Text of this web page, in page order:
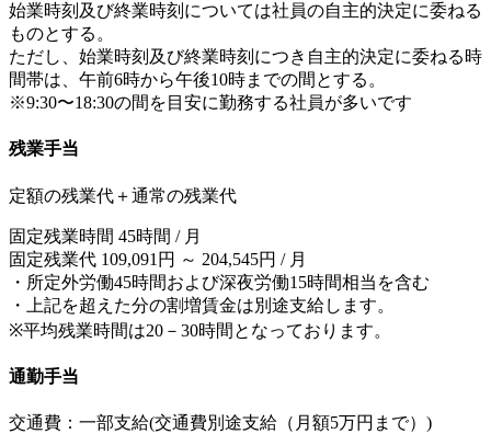
始業時刻及び終業時刻については社員の自主的決定に委ねる
ものとする。
ただし、始業時刻及び終業時刻につき自主的決定に委ねる時
間帯は、午前6時から午後10時までの間とする。
※9:30〜18:30の間を目安に勤務する社員が多いです
残業手当
定額の残業代＋通常の残業代
固定残業時間 45時間 / 月
固定残業代 109,091円 ～ 204,545円 / 月
・所定外労働45時間および深夜労働15時間相当を含む
・上記を超えた分の割増賃金は別途支給します。
※平均残業時間は20－30時間となっております。
通勤手当
交通費：一部支給(交通費別途支給（月額5万円まで）)